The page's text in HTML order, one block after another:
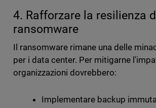
4. Rafforzare la resilienza
ransomware
Il ransomware rimane una delle
per i data center. Per mitigarne
organizzazioni dovrebbero:
Implementare backup